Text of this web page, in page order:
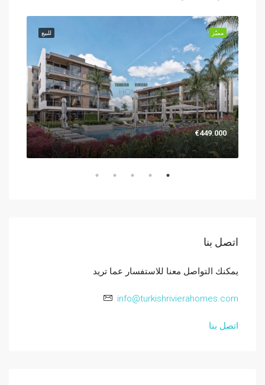
للبيع مميّز
€449.000
اتصل بنا
يمكنك التواصل معنا للاستفسار عما تريد
info@turkishrivierahomes.com
اتصل بنا